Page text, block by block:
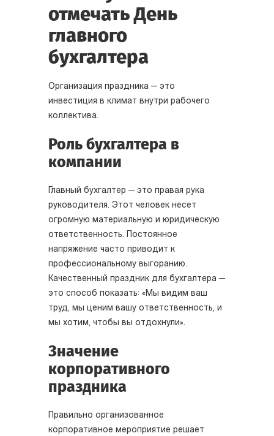
отмечать День
главного
бухгалтера
Организация праздника — это
инвестиция в климат внутри рабочего
коллектива.
Роль бухгалтера в
компании
Главный бухгалтер — это правая рука
руководителя. Этот человек несет
огромную материальную и юридическую
ответственность. Постоянное
напряжение часто приводит к
профессиональному выгоранию.
Качественный праздник для бухгалтера —
это способ показать: «Мы видим ваш
труд, мы ценим вашу ответственность, и
мы хотим, чтобы вы отдохнули».
Значение
корпоративного
праздника
Правильно организованное
корпоративное мероприятие решает